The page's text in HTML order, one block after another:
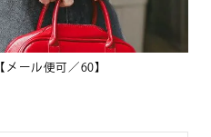
ール便可／60】